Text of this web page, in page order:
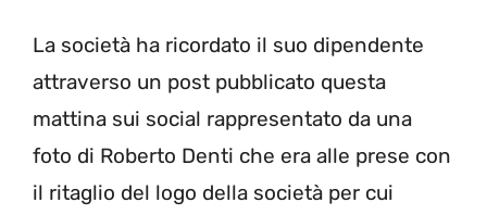
La società ha ricordato il suo dipendente
attraverso un post pubblicato questa
mattina sui social rappresentato da una
foto di Roberto Denti che era alle prese con
il ritaglio del logo della società per cui